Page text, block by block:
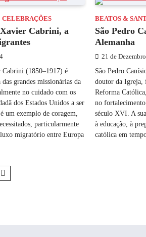
CELEBRAÇÕES
Cabrini, a
Cabrini (1850–1917) é
grandes missionárias da
no cuidado com os
dos Estados Unidos a ser
um exemplo de coragem,
particularmente
migratório entre Europa
BEATOS &
São Pedro
Alemanha
21 de
São Pedro
doutor da Igreja,
Reforma
no
século XVI. A
à educação, à
católica em